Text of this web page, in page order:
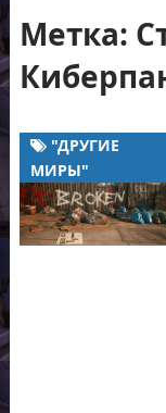
Метка:
"ДРУГИЕ
МИРЫ"